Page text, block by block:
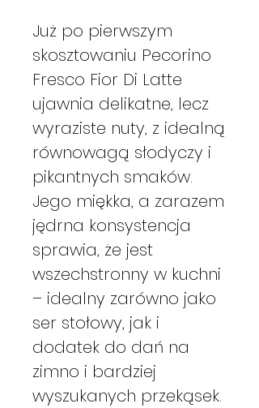
Już po pierwszym
skosztowaniu Pecorino
Fresco Fior Di Latte
ujawnia delikatne, lecz
wyraziste nuty, z idealną
równowagą słodyczy i
pikantnych smaków.
Jego miękka, a zarazem
jędrna konsystencja
sprawia, że jest
wszechstronny w kuchni
– idealny zarówno jako
ser stołowy, jak i
dodatek do dań na
zimno i bardziej
wyszukanych przekąsek.